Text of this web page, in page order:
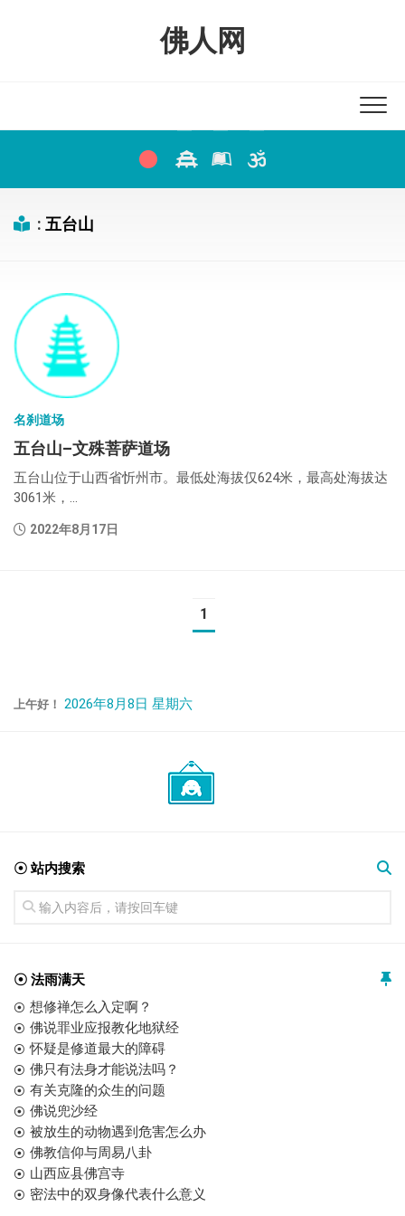
佛人网
: 五台山
名刹道场
五台山–文殊菩萨道场
五台山位于山西省忻州市。最低处海拔仅624米，最高处海拔达
3061米，...
2022年8月17日
1
上午好！ 2026年8月8日 星期六
☉ 站内搜索
☉ 法雨满天
想修禅怎么入定啊？
佛说罪业应报教化地狱经
怀疑是修道最大的障碍
佛只有法身才能说法吗？
有关克隆的众生的问题
佛说兜沙经
被放生的动物遇到危害怎么办
佛教信仰与周易八卦
山西应县佛宫寺
密法中的双身像代表什么意义